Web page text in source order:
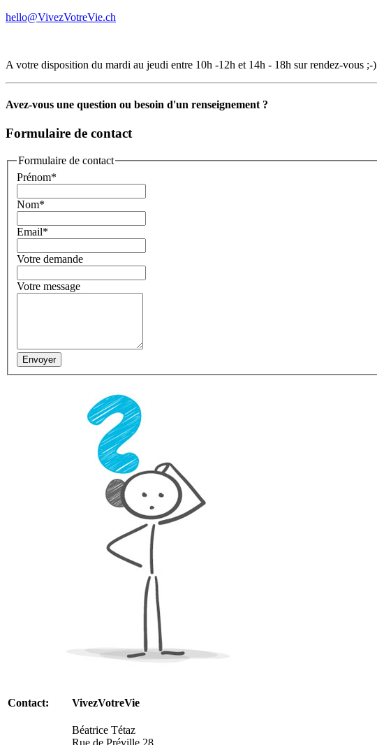
hello@VivezVotreVie.ch
A votre disposition du mardi au jeudi entre 10h -12h et 14h - 18h sur rendez-vous ;-)
Avez-vous une question ou besoin d'un renseignement ?
Formulaire de contact
Formulaire de contact
Prénom*
Nom*
Email*
Votre demande
Votre message
Contact: VivezVotreVie
Béatrice Tétaz